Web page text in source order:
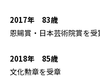
2017年 83歳
恩賜賞・日本芸術院賞を受
2018年 85歳
文化勲章を受章